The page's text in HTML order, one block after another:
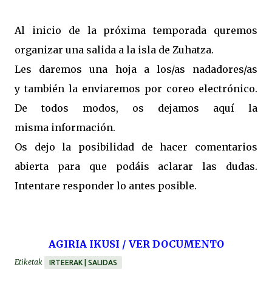
Al inicio de la próxima temporada quremos
organizar una salida a la isla de Zuhatza.
Les daremos una hoja a los/as nadadores/as
y también la enviaremos por coreo electrónico.
De todos modos, os dejamos aquí la
misma información.
Os dejo la posibilidad de hacer comentarios
abierta para que podáis aclarar las dudas.
Intentare responder lo antes posible.
AGIRIA IKUSI / VER DOCUMENTO
Etiketak IRTEERAK | SALIDAS